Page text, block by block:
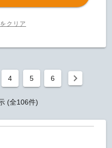
クリア
4 5 6
(全106件)